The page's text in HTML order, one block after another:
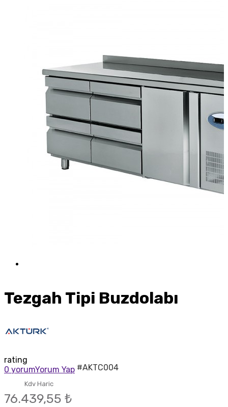
Tezgah Tipi Buzdolabı
rating
0 yorumYorum Yap #AKTC004
Kdv Haric
76.439,55 ₺